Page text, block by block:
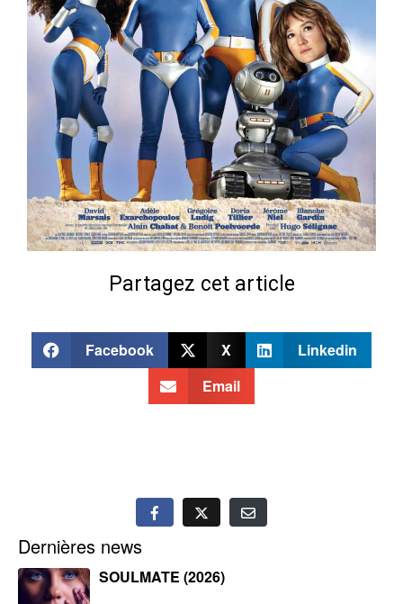
Partagez cet article
Facebook X
Linkedin
Email
Dernières news
SOULMATE (2026)